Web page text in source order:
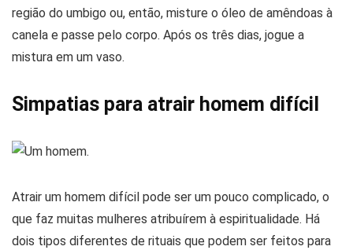
região do umbigo ou, então, misture o óleo de amêndoas à
canela e passe pelo corpo. Após os três dias, jogue a
mistura em um vaso.
Simpatias para atrair homem difícil
Atrair um homem difícil pode ser um pouco complicado, o
que faz muitas mulheres atribuírem à espiritualidade. Há
dois tipos diferentes de rituais que podem ser feitos para